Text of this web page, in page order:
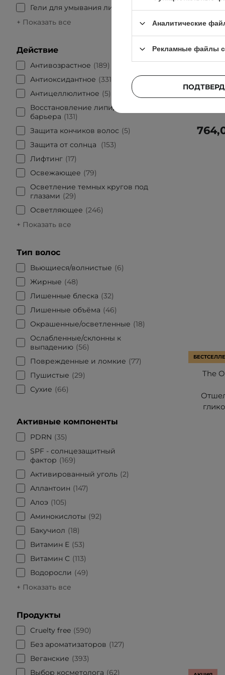
Гели для умывания лица
+ Показать все
Действие
Антивозрастное
189
Антиоксидантное
331
Антицеллюлитное
5
Восстановление липидного
барьера
131
Защита кончиков волос
5
Защита от солнца
153
Лифтинг 17
Освежающее
79
Осветление темных кругов под
глазами
29
Осветляющее
246
+ Показать все
Тип волос
Вьющиеся/волнистые
6
Жирные
48
Лишенные блеска
32
Лишенные объёма
46
Окрашенные/осветленные
18
Ослабленные/склонны к
выпадению 56
Поврежденные и ломкие
77
Пушистые
29
Сухие
66
Активные компоненты
PDRN
35
SPF - солнцезащитный
фактор
169
Активированный уголь 2
Аллантоин
147
Алоэ 105
Аминокислоты
92
Бакучиол
18
Витамин Е 53
Витамин С 113
Водоросли
49
+ Показать все
Продукты
Cruelty free 590
Без ароматизаторов
127
Веганские
393
Выбор косметолога
62
Dr.
The
Аналитические
Рекламные файлы